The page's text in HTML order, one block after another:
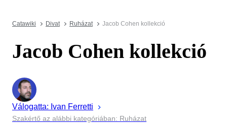
Catawiki Divat Ruházat Jacob Cohen kollekció
Jacob Cohen kollekció
Válogatta: Ivan Ferretti
Szakértő az alábbi kategóriában: Ruházat